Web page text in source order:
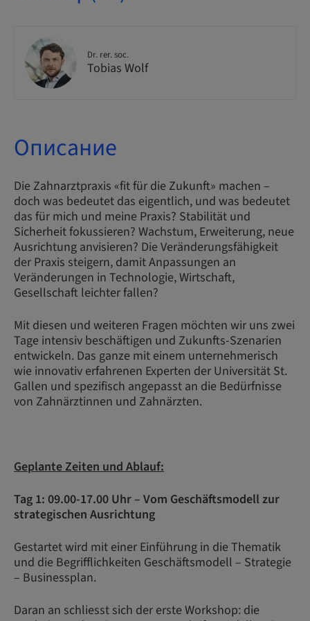
Dr. rer. soc.
Tobias Wolf
Описание
Die Zahnarztpraxis «fit für die Zukunft» machen –
doch was bedeutet das eigentlich, und was bedeutet
das für mich und meine Praxis? Stabilität und
Sicherheit fokussieren? Wachstum, Erweiterung, neue
Ausrichtung anvisieren? Die Veränderungsfähigkeit
der Praxis steigern, damit Anpassungen an
Veränderungen in Technologie, Wirtschaft,
Gesellschaft leichter fallen?
Mit diesen und weiteren Fragen möchten wir uns zwei
Tage intensiv beschäftigen und Zukunfts-Szenarien
entwickeln. Das ganze mit einem unternehmerisch
wie innovativ erfahrenen Experten der Universität St.
Gallen und spezifisch angepasst an die Bedürfnisse
von Zahnärztinnen und Zahnärzten.
Geplante Zeiten und Ablauf:
Tag 1: 09.00-17.00 Uhr – Vom Geschäftsmodell zur
strategischen Ausrichtung
Gestartet wird mit einer Einführung in die Thematik
und die Begrifflichkeiten Geschäftsmodell – Strategie
– Businessplan.
Daran an schliesst sich der erste Workshop: die